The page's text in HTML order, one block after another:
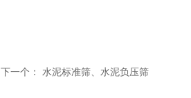
下一个： 水泥标准筛、水泥负压筛